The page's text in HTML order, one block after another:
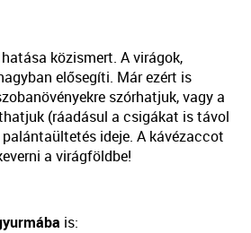
közismert. A virágok,
elősegíti. Már ezért is
szórhatjuk, vagy a
(ráadásul a csigákat is távol
ideje. A kávézaccot
a virágföldbe!
is: